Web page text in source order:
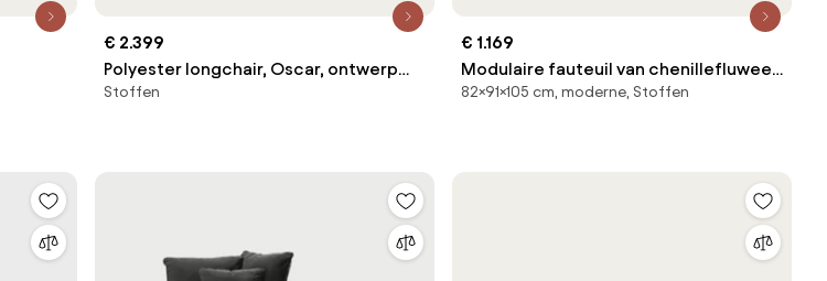
€ 2.399
Polyester longchair, Oscar, ontwerp
Emmanuel Gallina
Stoffen
€ 1.169
Modulaire fauteuil van chenillefluweel,
Giuliano
82×91×105 cm, moderne, Stoffen